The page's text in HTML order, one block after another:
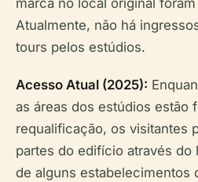
marca no local original
Atualmente, não há
tours pelos estúdios.
Acesso Atual (2025):
as áreas dos estúdios estão
requalificação, os visitantes
partes do edifício através do
de alguns estabelecimentos